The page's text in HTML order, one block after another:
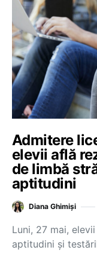
Admitere
elevii află
de limbă
aptitudini
Diana Ghimiși
Luni, 27 mai,
aptitudini și